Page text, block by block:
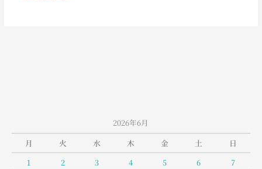
2026年6月
月
火 水 木 金 土
日
1
2 3 4 5 6
7